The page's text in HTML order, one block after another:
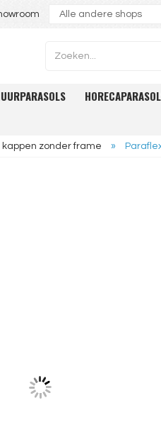
kappen zonder frame »